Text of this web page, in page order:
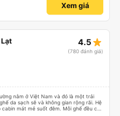
Xem giá
4.5 star_rate
(780 đánh giá)
nằm ở Việt Nam và đó là một trải
da sạch sẽ và không gian rộng rãi. Hệ
mát mẻ suốt đêm. Mỗi ghế đều có
cửa sổ tạo không gian tối, riêng tư